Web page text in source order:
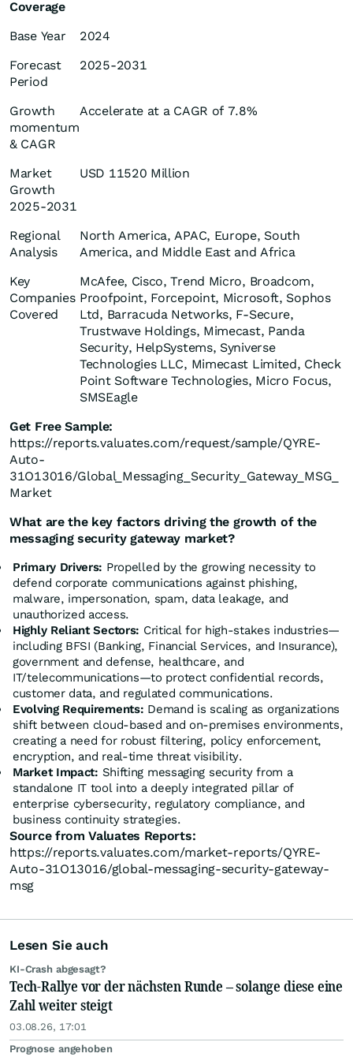
Coverage
Base Year
2024
Forecast
Period
2025-2031
Growth
momentum
& CAGR
Accelerate at a CAGR of 7.8%
Market
Growth
2025-2031
USD 11520 Million
Regional
Analysis
North America, APAC, Europe, South
America, and Middle East and Africa
Key
Companies
Covered
McAfee, Cisco, Trend Micro, Broadcom,
Proofpoint, Forcepoint, Microsoft, Sophos
Ltd, Barracuda Networks, F-Secure,
Trustwave Holdings, Mimecast, Panda
Security, HelpSystems, Syniverse
Technologies LLC, Mimecast Limited, Check
Point Software Technologies, Micro Focus,
SMSEagle
Get Free Sample:
https://reports.valuates.com/request/sample/QYRE-
Auto-
31O13016/Global_Messaging_Security_Gateway_MSG_
Market
What are the key factors driving the growth of the
messaging security gateway market?
Primary Drivers: Propelled by the growing necessity to
defend corporate communications against phishing,
malware, impersonation, spam, data leakage, and
unauthorized access.
Highly Reliant Sectors: Critical for high-stakes industries—
including BFSI (Banking, Financial Services, and Insurance),
government and defense, healthcare, and
IT/telecommunications—to protect confidential records,
customer data, and regulated communications.
Evolving Requirements: Demand is scaling as organizations
shift between cloud-based and on-premises environments,
creating a need for robust filtering, policy enforcement,
encryption, and real-time threat visibility.
Market Impact: Shifting messaging security from a
standalone IT tool into a deeply integrated pillar of
enterprise cybersecurity, regulatory compliance, and
business continuity strategies.
Source from Valuates Reports:
https://reports.valuates.com/market-reports/QYRE-
Auto-31O13016/global-messaging-security-gateway-
msg
Lesen Sie auch
KI-Crash abgesagt?
Tech-Rallye vor der nächsten Runde – solange diese eine
Zahl weiter steigt
03.08.26, 17:01
Prognose angehoben